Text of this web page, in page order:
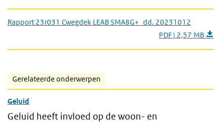
Rapport 23r031 Cwegdek LEAB SMA8G+_dd. 20231012
PDF | 2,57 MB
Gerelateerde onderwerpen
Geluid
Geluid heeft invloed op de woon- en